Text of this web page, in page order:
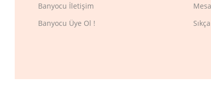
Banyocu İletişim
Banyocu Üye Ol !